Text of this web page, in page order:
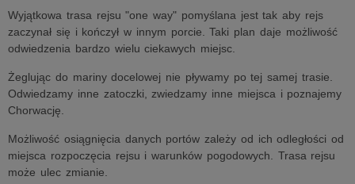
Wyjątkowa trasa rejsu "one way" pomyślana jest tak aby rejs
zaczynał się i kończył w innym porcie. Taki plan daje możliwość
odwiedzenia bardzo wielu ciekawych miejsc.
Żeglując do mariny docelowej nie pływamy po tej samej trasie.
Odwiedzamy inne zatoczki, zwiedzamy inne miejsca i poznajemy
Chorwację.
Możliwość osiągnięcia danych portów zależy od ich odległości od
miejsca rozpoczęcia rejsu i warunków pogodowych. Trasa rejsu
może ulec zmianie.